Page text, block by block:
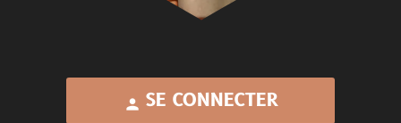
person SE CONNECTER